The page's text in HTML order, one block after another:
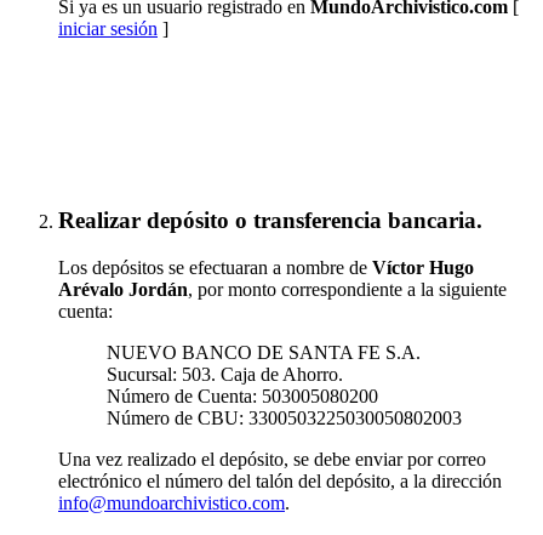
Si ya es un usuario registrado en MundoArchivistico.com [
iniciar sesión ]
Realizar depósito o transferencia bancaria.
Los depósitos se efectuaran a nombre de Víctor Hugo
Arévalo Jordán, por monto correspondiente a la siguiente
cuenta:
NUEVO BANCO DE SANTA FE S.A.
Sucursal: 503. Caja de Ahorro.
Número de Cuenta: 503005080200
Número de CBU: 3300503225030050802003
Una vez realizado el depósito, se debe enviar por correo
electrónico el número del talón del depósito, a la dirección
info@mundoarchivistico.com.